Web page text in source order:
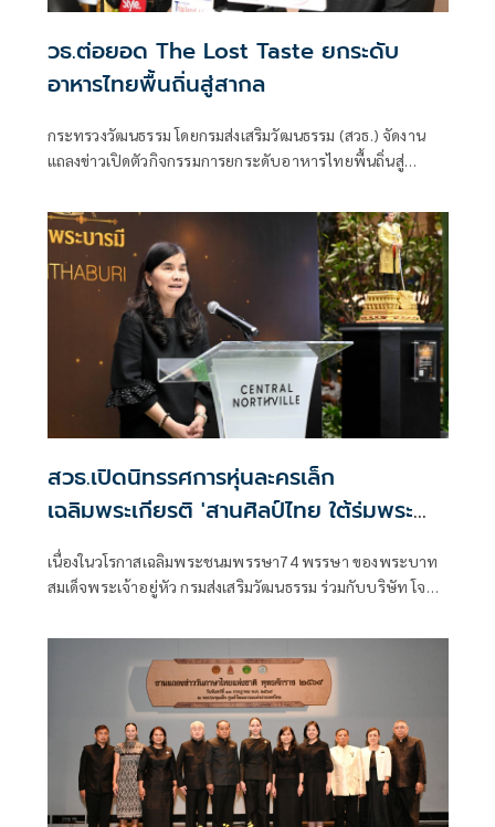
วธ.ต่อยอด The Lost Taste ยกระดับ
อาหารไทยพื้นถิ่นสู่สากล
กระทรวงวัฒนธรรม โดยกรมส่งเสริมวัฒนธรรม (สวธ.) จัดงาน
แถลงข่าวเปิดตัวกิจกรรมการยกระดับอาหารไทยพื้นถิ่นสู่
ตราสัญลักษณ์ “Thailand Best Local Food” (TBLF) ภายใต้
แนวคิด “The Lost Taste : The Living Heritage”
สวธ.เปิดนิทรรศการหุ่นละครเล็ก
เฉลิมพระเกียรติ 'สานศิลป์ไทย ใต้ร่มพระ
บารมี'
เนื่องในวโรกาสเฉลิมพระชนมพรรษา74 พรรษา ของพระบาท
สมเด็จพระเจ้าอยู่หัว กรมส่งเสริมวัฒนธรรม ร่วมกับบริษัท โจ
พระบารมี” ขึ้น เพื่อนำเสนอคุณค่าของศิลปกรรมไทยและ
นาฏศิลป์ไทยในรูปแบบร่วมสมัย สร้างการรับรู้และเปิดโอกาส
ให้เยาวชน ประชาชน และนักท่องเที่ยวทั้งชาวไทยและชาวต่าง
ชาติ ได้เข้าถึงศิลปวัฒนธรรมไทย โดยเฉพาะศิลปะการแสดงหุ่น
ละครเล็ก ซึ่งเป็นมรดกทางวัฒนธรรมอันทรงคุณค่าของชาติ
สะท้อนภูมิปัญญา ความประณีต และเอกลักษณ์ของช่างศิลป์
ไทยที่สืบทอดมาอย่างยาวนาน